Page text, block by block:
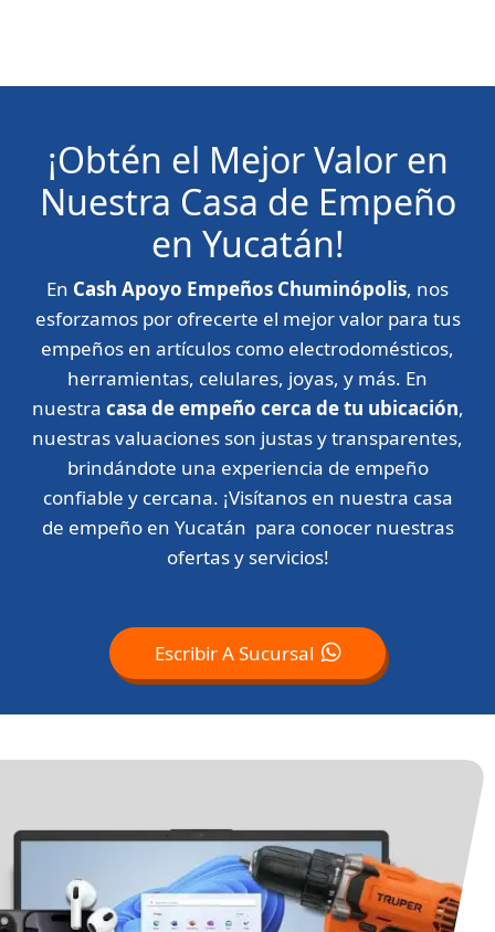
¡Obtén el Mejor Valor en
Nuestra Casa de Empeño
en Yucatán!
En Cash Apoyo Empeños Chuminópolis, nos
esforzamos por ofrecerte el mejor valor para tus
empeños en artículos como electrodomésticos,
herramientas, celulares, joyas, y más. En
nuestra casa de empeño cerca de tu ubicación,
nuestras valuaciones son justas y transparentes,
brindándote una experiencia de empeño
confiable y cercana. ¡Visítanos en nuestra casa
de empeño en Yucatán para conocer nuestras
ofertas y servicios!
Escribir A Sucursal